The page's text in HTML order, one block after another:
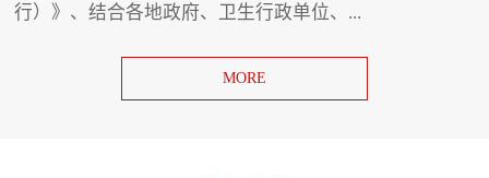
行）》、结合各地政府、卫生行政单位、...
MORE